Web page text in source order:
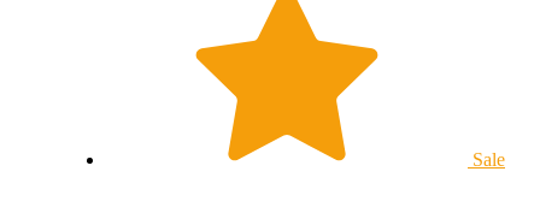
Sale